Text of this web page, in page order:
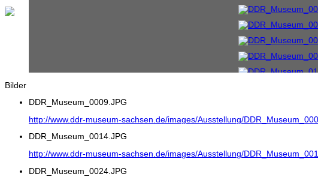
Bilder
DDR_Museum_0009.JPG
http://www.ddr-museum-sachsen.de/images/Ausstellung/
DDR_Museum_0014.JPG
http://www.ddr-museum-sachsen.de/images/Ausstellung/
DDR_Museum_0024.JPG